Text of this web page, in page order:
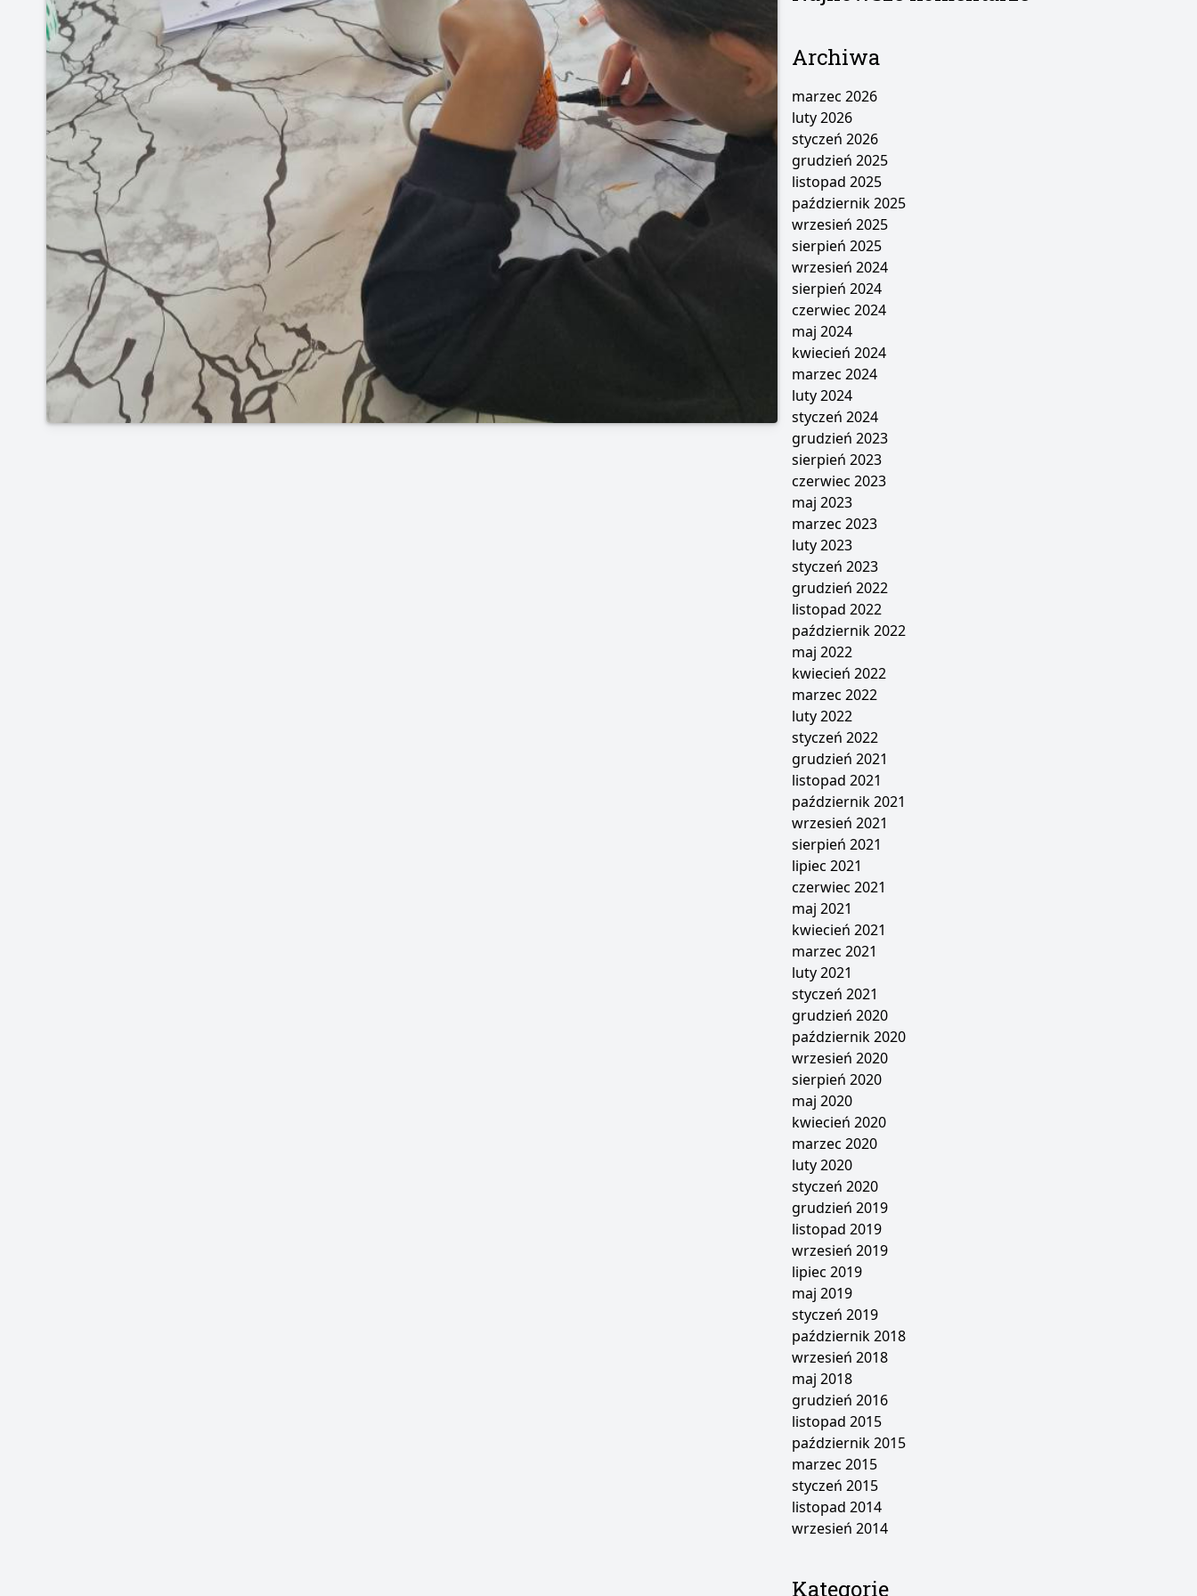
Archiwa
marzec 2026
luty 2026
styczeń 2026
grudzień 2025
listopad 2025
październik 2025
wrzesień 2025
sierpień 2025
wrzesień 2024
sierpień 2024
czerwiec 2024
maj 2024
kwiecień 2024
marzec 2024
luty 2024
styczeń 2024
grudzień 2023
sierpień 2023
czerwiec 2023
maj 2023
marzec 2023
luty 2023
styczeń 2023
grudzień 2022
listopad 2022
październik 2022
maj 2022
kwiecień 2022
marzec 2022
luty 2022
styczeń 2022
grudzień 2021
listopad 2021
październik 2021
wrzesień 2021
sierpień 2021
lipiec 2021
czerwiec 2021
maj 2021
kwiecień 2021
marzec 2021
luty 2021
styczeń 2021
grudzień 2020
październik 2020
wrzesień 2020
sierpień 2020
maj 2020
kwiecień 2020
marzec 2020
luty 2020
styczeń 2020
grudzień 2019
listopad 2019
wrzesień 2019
lipiec 2019
maj 2019
styczeń 2019
październik 2018
wrzesień 2018
maj 2018
grudzień 2016
listopad 2015
październik 2015
marzec 2015
styczeń 2015
listopad 2014
wrzesień 2014
Kategorie